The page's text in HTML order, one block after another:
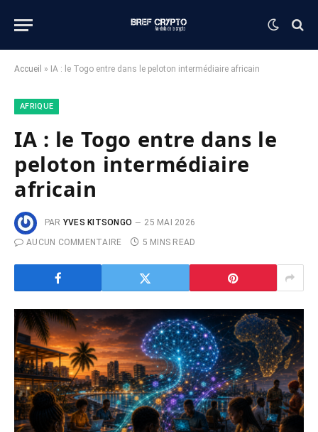
Accueil » IA : le Togo entre dans le peloton intermédiaire africain
AFRIQUE
IA : le Togo entre dans le
peloton intermédiaire
africain
PAR YVES KITSONGO
25 MAI 2026
AUCUN COMMENTAIRE
5 MINS READ